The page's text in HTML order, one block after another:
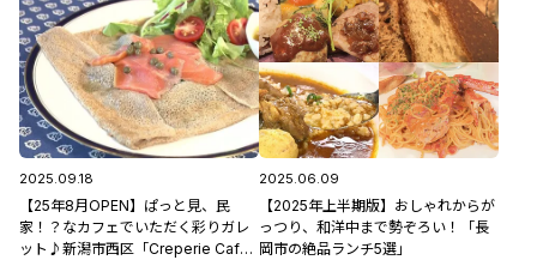
2025.09.18
【25年8月OPEN】ぱっと見、民
家！？なカフェでいただく彩りガレ
ット♪新潟市西区「Creperie Cafe
2025.06.09
【2025年上半期版】おしゃれからが
っつり、和洋中まで勢ぞろい！「長
岡市の絶品ランチ5選」